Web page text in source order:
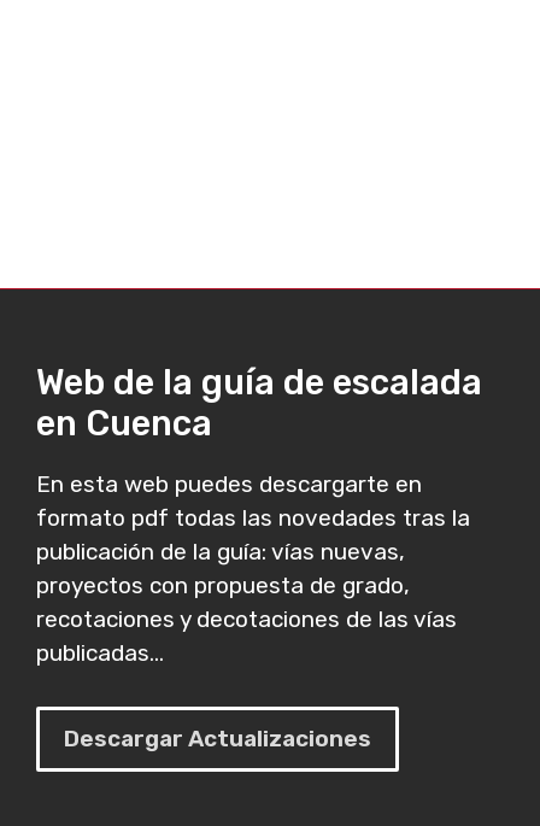
Web de la guía de escalada
en Cuenca
En esta web puedes descargarte en
formato pdf todas las novedades tras la
publicación de la guía: vías nuevas,
proyectos con propuesta de grado,
recotaciones y decotaciones de las vías
publicadas...
Descargar Actualizaciones